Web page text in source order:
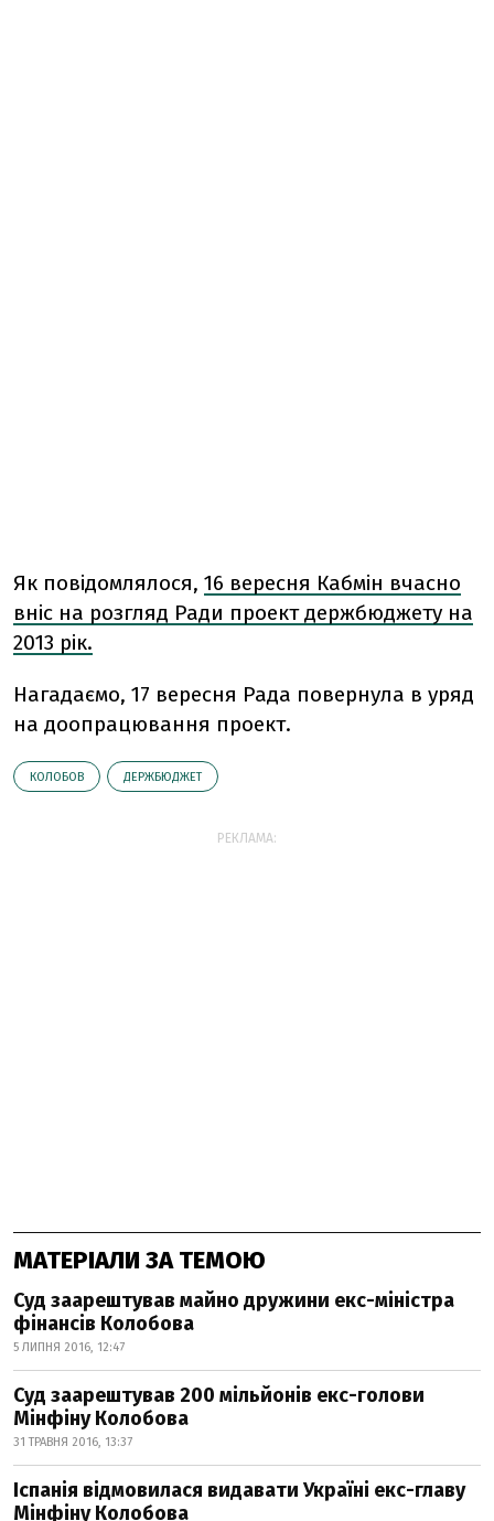
Як повідомлялося, 16 вересня Кабмін вчасно
вніс на розгляд Ради проект держбюджету на
2013 рік.
Нагадаємо, 17 вересня Рада повернула в уряд
на доопрацювання проект.
КОЛОБОВ ДЕРЖБЮДЖЕТ
РЕКЛАМА:
МАТЕРІАЛИ ЗА ТЕМОЮ
Суд заарештував майно дружини екс-міністра
фінансів Колобова
5 ЛИПНЯ 2016, 12:47
Суд заарештував 200 мільйонів екс-голови
Мінфіну Колобова
31 ТРАВНЯ 2016, 13:37
Іспанія відмовилася видавати Україні екс-главу
Мінфіну Колобова